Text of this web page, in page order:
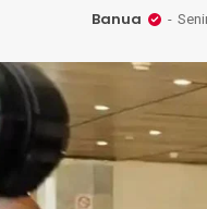
Banua